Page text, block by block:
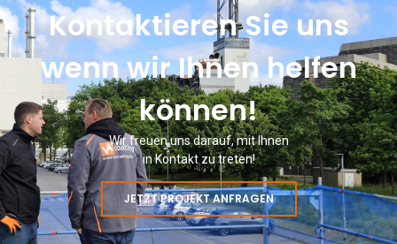
Kontaktieren Sie uns
wenn wir Ihnen helfen
können!
Wir freuen uns darauf, mit Ihnen
in Kontakt zu treten!
JETZT PROJEKT ANFRAGEN